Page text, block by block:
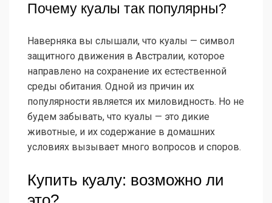
Почему куалы так популярны?
Наверняка вы слышали, что куалы — символ
защитного движения в Австралии, которое
направлено на сохранение их естественной
среды обитания. Одной из причин их
популярности является их миловидность. Но не
будем забывать, что куалы — это дикие
животные, и их содержание в домашних
условиях вызывает много вопросов и споров.
Купить куалу: возможно ли